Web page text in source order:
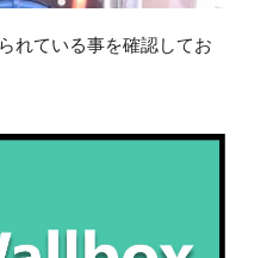
れている事を確認してお